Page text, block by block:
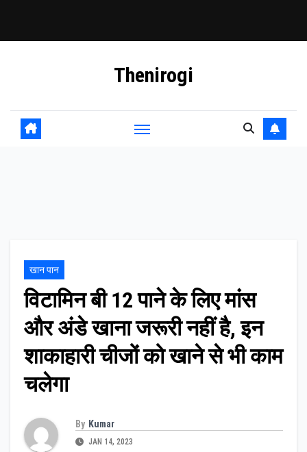
Thenirogi
खान पान
विटामिन बी 12 पाने के लिए मांस
और अंडे खाना जरूरी नहीं है, इन
शाकाहारी चीजों को खाने से भी काम
चलेगा
By Kumar
JAN 14, 2023